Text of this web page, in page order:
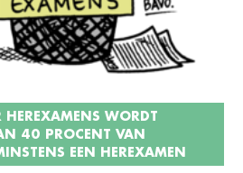
WORDT
40 PROCENT VAN
EEN HEREXAMEN